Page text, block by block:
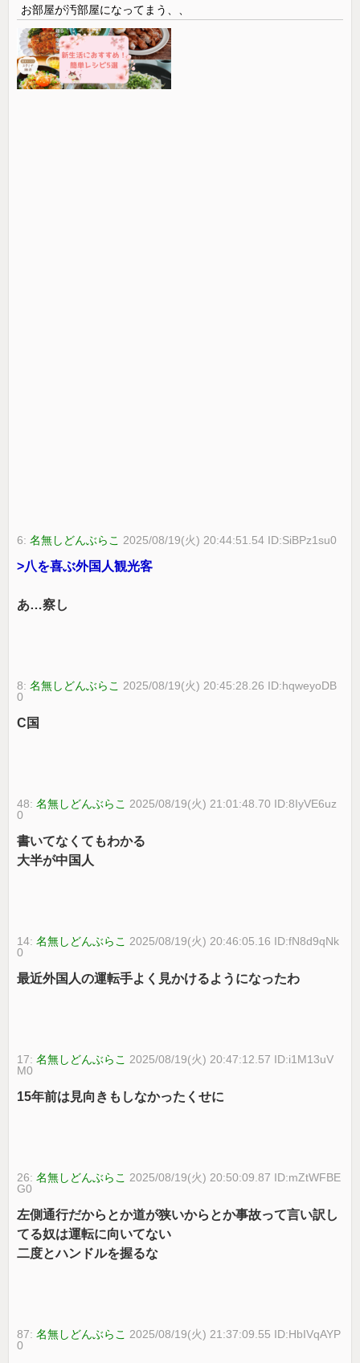
お部屋が汚部屋になってまう、、
6:名無しどんぶらこ 2025/08/19(火) 20:44:51.54 ID:SiBPz1su0
>八を喜ぶ外国人観光客
あ…察し
8:名無しどんぶらこ 2025/08/19(火) 20:45:28.26 ID:hqweyoDB
0
C国
48:名無しどんぶらこ 2025/08/19(火) 21:01:48.70 ID:8IyVE6uz
0
書いてなくてもわかる
大半が中国人
14:名無しどんぶらこ 2025/08/19(火) 20:46:05.16 ID:fN8d9qNk
0
最近外国人の運転手よく見かけるようになったわ
17:名無しどんぶらこ 2025/08/19(火) 20:47:12.57 ID:i1M13uV
M0
15年前は見向きもしなかったくせに
26:名無しどんぶらこ 2025/08/19(火) 20:50:09.87 ID:mZtWFBE
G0
左側通行だからとか道が狭いからとか事故って言い訳し
てる奴は運転に向いてない
二度とハンドルを握るな
87:名無しどんぶらこ 2025/08/19(火) 21:37:09.55 ID:HbIVqAYP
0